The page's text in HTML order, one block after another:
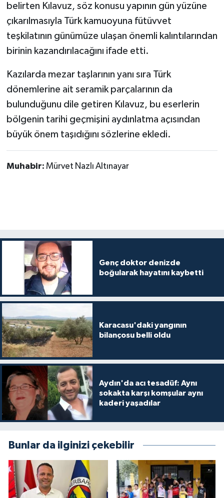
belirten Kılavuz, söz konusu yapının gün yüzüne
çıkarılmasıyla Türk kamuoyuna fütüvvet
teşkilatının günümüze ulaşan önemli kalıntılarından
birinin kazandırılacağını ifade etti.
Kazılarda mezar taşlarının yanı sıra Türk
dönemlerine ait seramik parçalarının da
bulunduğunu dile getiren Kılavuz, bu eserlerin
bölgenin tarihi geçmişini aydınlatma açısından
büyük önem taşıdığını sözlerine ekledi.
Muhabir: Mürvet Nazlı Altınayar
Genç doktor denizde
boğularak hayatını kaybetti
Karacasu'daki yangının
bilançosu belli oldu
Aydın'da acı tesadüf: Aynı
sokakta karşı komşular aynı
kaderi yaşadılar
Bunlar da ilginizi çekebilir